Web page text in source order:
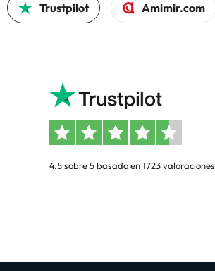
Trustpilot Amimir.com
4.5 sobre 5 basado en 1723 valoraciones